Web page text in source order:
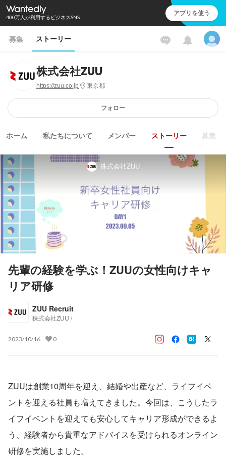
400万人が利用するビジネスSNS アプリを使う
募集 ストーリー
株式会社ZUU
https://zuu.co.jp 東京都
フォロー
ホーム 私たちについて メンバー ストーリー 募集
株式会社ZUU
先輩の経験を学ぶ！ZUUの女性向けキャ
リア研修
ZUU Recruit
株式会社ZUU /
2023/10/16 0
ZUUは創業10周年を迎え、結婚や出産など、ライフイベ
ントを迎える社員も増えてきました。今回は、こうしたラ
イフイベントを迎えても安心してキャリア形成ができるよ
う、経験者から貴重なアドバイスを受けられるオンライン
研修を実施しました。